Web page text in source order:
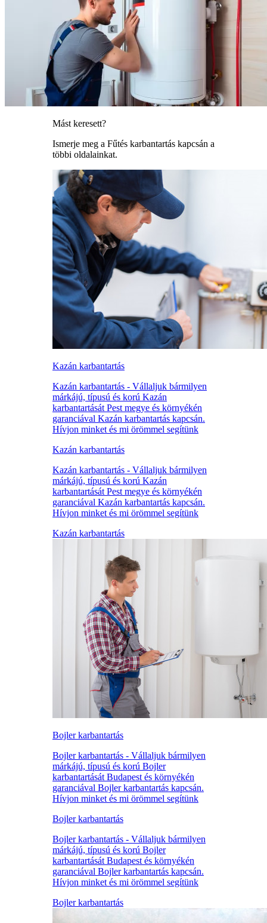
Mást keresett?
Ismerje meg a Fűtés karbantartás kapcsán a
többi oldalainkat.
Kazán karbantartás
Kazán karbantartás - Vállaljuk bármilyen
márkájú, típusú és korú Kazán
karbantartását Pest megye és környékén
garanciával Kazán karbantartás kapcsán.
Hívjon minket és mi örömmel segítünk
Kazán karbantartás
Kazán karbantartás - Vállaljuk bármilyen
márkájú, típusú és korú Kazán
karbantartását Pest megye és környékén
garanciával Kazán karbantartás kapcsán.
Hívjon minket és mi örömmel segítünk
Kazán karbantartás
Bojler karbantartás
Bojler karbantartás - Vállaljuk bármilyen
márkájú, típusú és korú Bojler
karbantartását Budapest és környékén
garanciával Bojler karbantartás kapcsán.
Hívjon minket és mi örömmel segítünk
Bojler karbantartás
Bojler karbantartás - Vállaljuk bármilyen
márkájú, típusú és korú Bojler
karbantartását Budapest és környékén
garanciával Bojler karbantartás kapcsán.
Hívjon minket és mi örömmel segítünk
Bojler karbantartás